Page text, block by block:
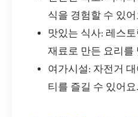
식을 경험할 수 있어
맛있는 식사: 레스
재료로 만든 요리를
여가시설: 자전거
티를 즐길 수 있어요.